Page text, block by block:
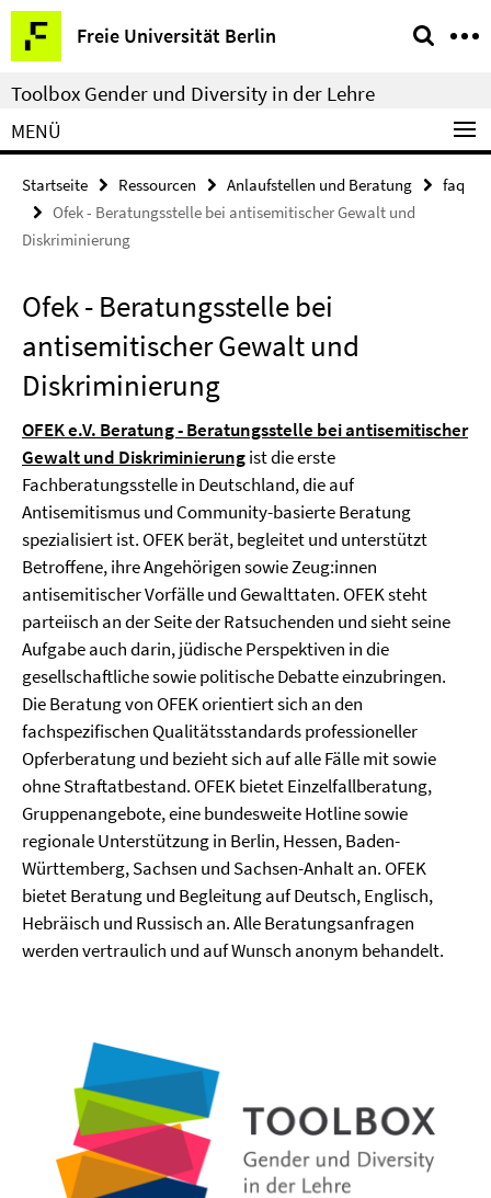
Springe
direkt
zu
Inhalt
Freie Universität Berlin
Service-
Navigation
Toolbox Gender und Diversity in der Lehre
MENÜ
Startseite Ressourcen Anlaufstellen und Beratung
faq
Ofek - Beratungsstelle bei antisemitischer Gewalt und
Diskriminierung
Ofek - Beratungsstelle bei
antisemitischer Gewalt und
Diskriminierung
OFEK e.V. Beratung - Beratungsstelle bei antisemitischer
Gewalt und Diskriminierungist die erste
Fachberatungsstelle in Deutschland, die auf
Antisemitismus und Community-basierte Beratung
spezialisiert ist. OFEK berät, begleitet und unterstützt
Betroffene, ihre Angehörigen sowie Zeug:innen
antisemitischer Vorfälle und Gewalttaten. OFEK steht
parteiisch an der Seite der Ratsuchenden und sieht seine
Aufgabe auch darin, jüdische Perspektiven in die
gesellschaftliche sowie politische Debatte einzubringen.
Die Beratung von OFEK orientiert sich an den
fachspezifischen Qualitätsstandards professioneller
Opferberatung und bezieht sich auf alle Fälle mit sowie
ohne Straftatbestand. OFEK bietet Einzelfallberatung,
Gruppenangebote, eine bundesweite Hotline sowie
regionale Unterstützung in Berlin, Hessen, Baden-
Württemberg, Sachsen und Sachsen-Anhalt an. OFEK
bietet Beratung und Begleitung auf Deutsch, Englisch,
Hebräisch und Russisch an. Alle Beratungsanfragen
werden vertraulich und auf Wunsch anonym behandelt.